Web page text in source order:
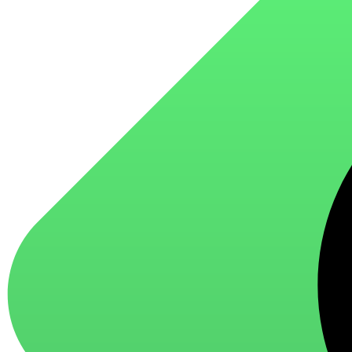
для ароматизации и нейтрализации запахов
для стирки и ухода за тканями
для ковров и текстильных изделий
специализированные чистящие средства
универсальные чистящие средства
дезинфицирующие средства
Автохимия и автокосметика
автоэмали
аэрозольные смазки